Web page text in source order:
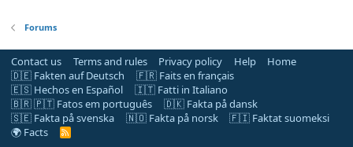
Forums
Contact us Terms and rules Privacy policy Help
Home
🇩🇪 Fakten auf Deutsch
🇫🇷 Faits en français
🇪🇸 Hechos en Español
🇮🇹 Fatti in Italiano
🇧🇷 🇵🇹 Fatos em português
🇩🇰 Fakta på dansk
🇸🇪 Fakta på svenska
🇳🇴 Fakta på norsk
🇫🇮 Faktat suomeksi
🌍 Facts
R